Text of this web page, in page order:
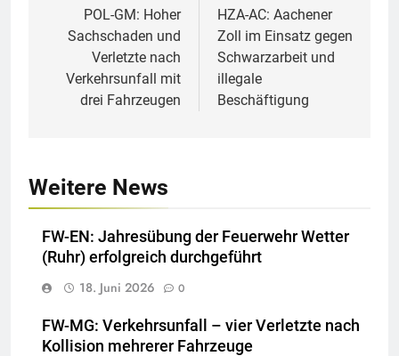
POL-GM: Hoher
Sachschaden und
Verletzte nach
Verkehrsunfall mit
drei Fahrzeugen
HZA-AC: Aachener
Zoll im Einsatz gegen
Schwarzarbeit und
illegale
Beschäftigung
Weitere News
FW-EN: Jahresübung der Feuerwehr Wetter
(Ruhr) erfolgreich durchgeführt
18. Juni 2026
0
FW-MG: Verkehrsunfall – vier Verletzte nach
Kollision mehrerer Fahrzeuge